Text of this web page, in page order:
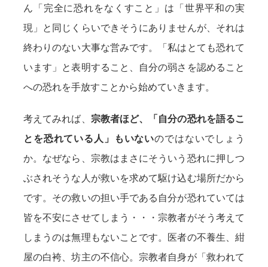
ん「完全に恐れをなくすこと」は「世界平和の実
現」と同じくらいできそうにありませんが、それは
終わりのない大事な営みです。「私はとても恐れて
います」と表明すること、自分の弱さを認めること
への恐れを手放すことから始めていきます。
考えてみれば、 宗教者ほど、「自分の恐れを語るこ
とを恐れている人」もいないのではないでしょう
か。なぜなら、宗教はまさにそういう恐れに押しつ
ぶされそうな人が救いを求めて駆け込む場所だから
です。その救いの担い手である自分が恐れていては
皆を不安にさせてしまう・・・宗教者がそう考えて
しまうのは無理もないことです。医者の不養生、紺
屋の白袴、坊主の不信心。宗教者自身が「救われて